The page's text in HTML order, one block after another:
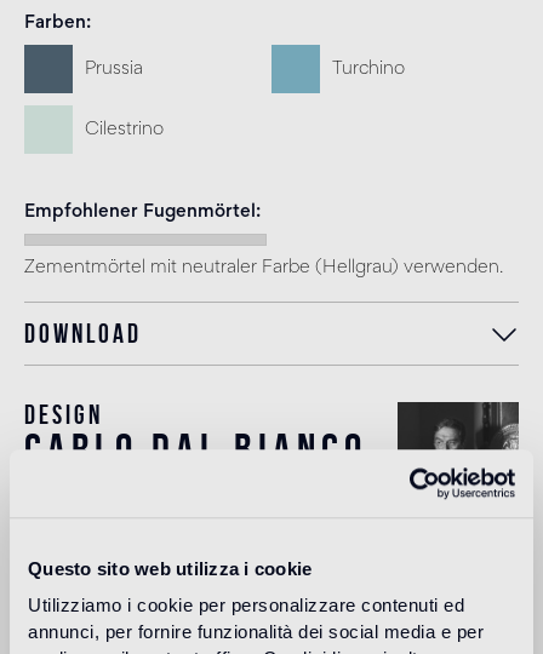
Questo sito web utilizza i cookie
Utilizziamo i cookie per personalizzare contenuti ed
annunci, per fornire funzionalità dei social media e per
Farben
Prussia Turchino
Cilestrino
Empfohlener Fugenmörtel
Zementmörtel mit neutraler Farbe (Hellgrau) verwenden.
Download
Design
carlo dal bianco
Carlo Dal Bianco, Architekt und Designer, eröffnet sein
eigenes Studio im Jahr 1993 in Vicenza, das sich mit
Altbausanierung und Restaurierung von historischen
Gebäuden befasst. Seit 2001 arbeitet er mit Bisazza am
Renovierungsprojekt des Firmensitzes und der Stiftung.